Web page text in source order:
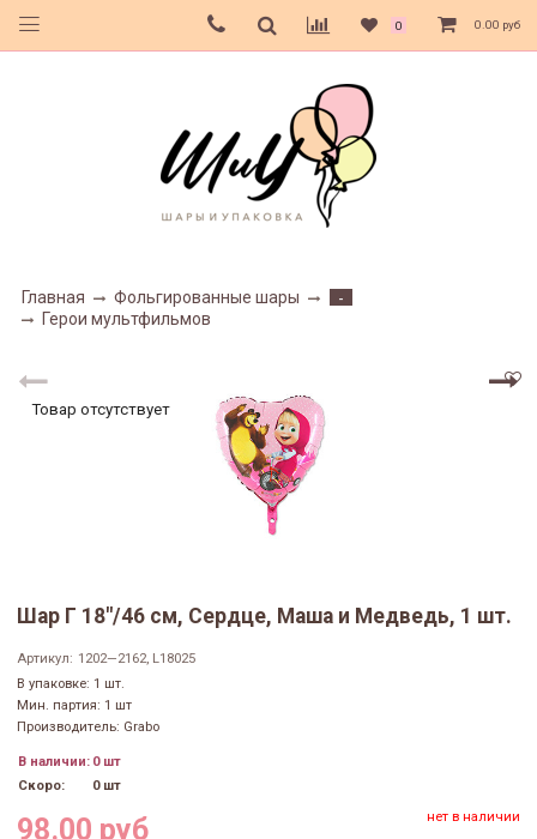
0 0.00 руб
Главная Фольгированные шары
-
Герои мультфильмов
Товар отсутствует
Шар Г 18"/46 см, Сердце, Маша и Медведь, 1 шт.
Артикул: 1202—2162, L18025
В упаковке: 1 шт.
Мин. партия: 1 шт
Производитель: Grabo
В наличии: 0 шт
Скоро:
0 шт
98.00 руб нет в наличии